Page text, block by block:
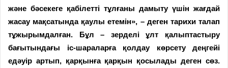
және бәсекеге қабілетті тұлғаны дамыту үшін жағдай
жасау мақсатында қаулы етемін», – деген тарихи талап
тұжырымдалған. Бұл – зерделі ұлт қалыптастыру
бағытындағы іс-шараларға қолдау көрсету деңгейі
едәуір артып, қарқынға қарқын қосылады деген сөз.